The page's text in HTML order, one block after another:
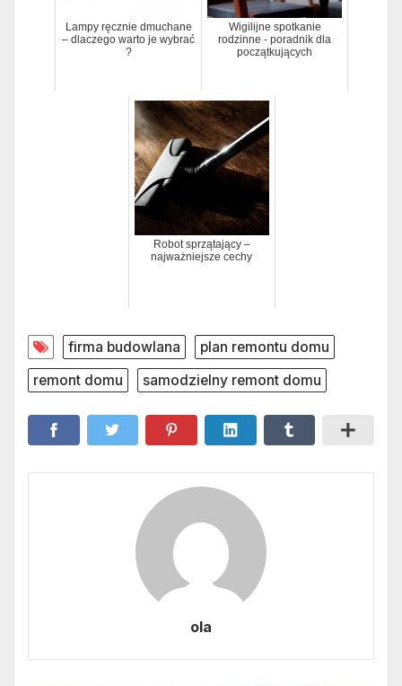
Lampy ręcznie dmuchane
– dlaczego warto je wybrać
?
Wigilijne spotkanie
rodzinne - poradnik dla
początkujących
Robot sprzątający –
najważniejsze cechy
firma budowlana
plan remontu domu
remont domu
samodzielny remont domu
ola